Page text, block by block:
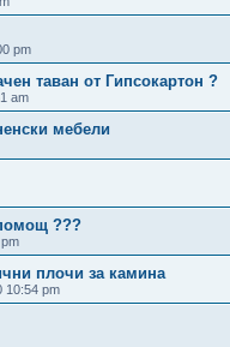
pm
таван от Гипсокартон ?
am
мебели
???
плочи за камина
10:54 pm